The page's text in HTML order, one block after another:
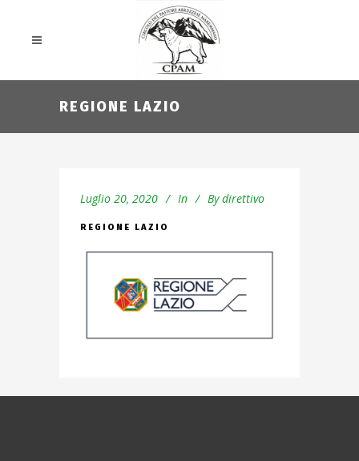
REGIONE LAZIO
Luglio 20, 2020 In By direttivo
REGIONE LAZIO